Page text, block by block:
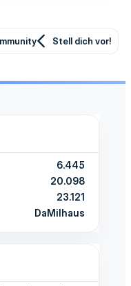
Stell dich vor!
6.445
20.098
23.121
DaMilhaus